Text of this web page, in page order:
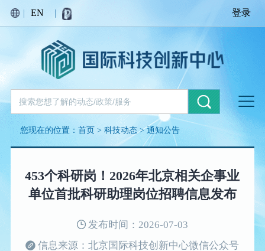
| EN | 登录
您现在的位置：首页 >科技动态>通知公告
453个科研岗！2026年北京相关企事业
单位首批科研助理岗位招聘信息发布
发布时间：2026-07-03
信息来源：北京国际科技创新中心微信公众号